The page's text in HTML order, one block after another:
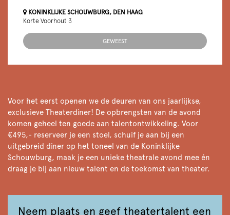
KONINKLIJKE SCHOUWBURG, DEN HAAG
Korte Voorhout 3
GEWEEST
Voor het eerst openen we de deuren van ons jaarlijkse,
exclusieve Theaterdiner! De opbrengsten van de avond
komen geheel ten goede aan talentontwikkeling. Voor
€495,- reserveer je een stoel, schuif je aan bij een
uitgebreid diner op het toneel van de Koninklijke
Schouwburg, maak je een unieke theatrale avond mee én
draag je bij aan nieuw talent en de toekomst van theater.
Neem plaats en geef theatertalent een